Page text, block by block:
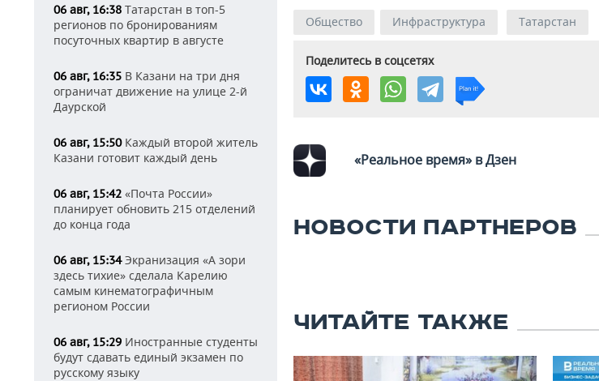
06 авг, 16:38 Татарстан в топ-5
регионов по бронированиям
посуточных квартир в августе
06 авг, 16:35 В Казани на три дня
ограничат движение на улице 2-й
Даурской
06 авг, 15:50Каждый второй житель
Казани готовит каждый день
06 авг, 15:42 «Почта России»
планирует обновить 215 отделений
до конца года
06 авг, 15:34Экранизация «А зори
здесь тихие» сделала Карелию
самым кинематографичным
регионом России
06 авг, 15:29 Иностранные студенты
будут сдавать единый экзамен по
русскому языку
Общество Инфраструктура Татарстан
Поделитесь в соцсетях
«Реальное время» в Дзен
НОВОСТИ ПАРТНЕРОВ
ЧИТАЙТЕ ТАКЖЕ